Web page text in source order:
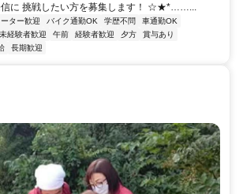
信に 挑戦したい方を募集します！ ☆★*……...
ター歓迎 バイク通勤OK 学歴不問
車通勤OK
未経験者歓迎 午前 経験者歓迎 夕方
賞与あり
長期歓迎